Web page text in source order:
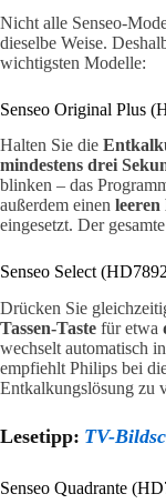
Nicht alle Senseo-
dieselbe Weise.
wichtigsten Modelle:
Senseo Original Plus
Halten Sie die
mindestens drei
blinken – das
außerdem einen leeren
eingesetzt. Der
Senseo Select
Drücken Sie
Tassen-Taste für etwa
wechselt automatisch
empfiehlt Philips bei
Entkalkungslösung zu
Lesetipp: TV-
Senseo Quadrante